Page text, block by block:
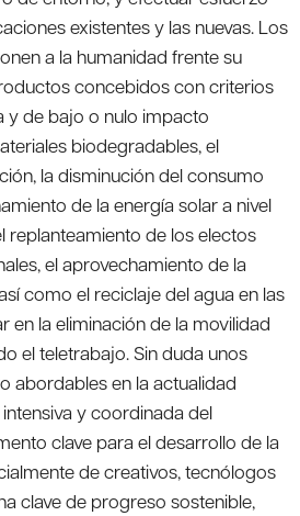
existentes y las nuevas. Los
a la humanidad frente su
concebidos con criterios
y de bajo o nulo impacto
biodegradables, el
la disminución del consumo
de la energía solar a nivel
replanteamiento de los electos
el aprovechamiento de la
como el reciclaje del agua en las
en la eliminación de la movilidad
el teletrabajo. Sin duda unos
abordables en la actualidad
y coordinada del
clave para el desarrollo de la
de creativos, tecnólogos
clave de progreso sostenible,